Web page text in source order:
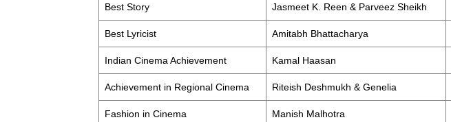
Best Story Jasmeet K. Reen & Parveez Sheikh
Best Lyricist Amitabh Bhattacharya
Indian Cinema Achievement Kamal Haasan
Achievement in Regional Cinema Riteish Deshmukh & Genelia
Fashion in Cinema Manish Malhotra